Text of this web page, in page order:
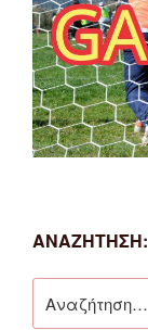
ΑΝΑΖΗΤΗΣΗ:
για: